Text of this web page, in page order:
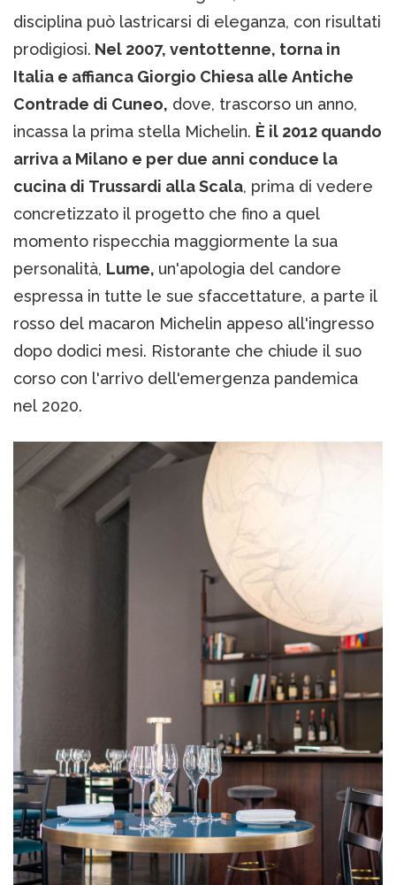
disciplina può lastricarsi di eleganza, con risultati
prodigiosi. Nel 2007, ventottenne, torna in
Italia e affianca Giorgio Chiesa alle Antiche
Contrade di Cuneo, dove, trascorso un anno,
incassa la prima stella Michelin. È il 2012 quando
arriva a Milano e per due anni conduce la
cucina di Trussardi alla Scala, prima di vedere
concretizzato il progetto che fino a quel
momento rispecchia maggiormente la sua
personalità, Lume, un'apologia del candore
espressa in tutte le sue sfaccettature, a parte il
rosso del macaron Michelin appeso all'ingresso
dopo dodici mesi. Ristorante che chiude il suo
corso con l'arrivo dell'emergenza pandemica
nel 2020.